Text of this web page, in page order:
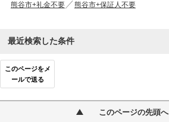
熊谷市+礼金不要
熊谷市+保証人不要
最近検索した条件
このページをメ
ールで送る
このページの先頭へ